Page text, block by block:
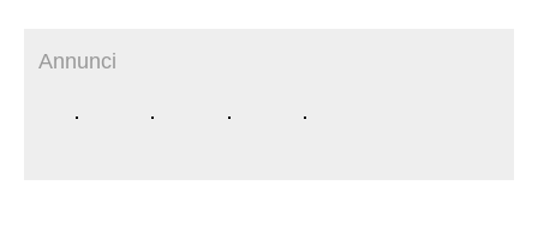
Annunci